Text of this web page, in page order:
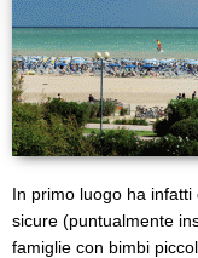
In primo luogo ha
sicure (puntualmente
famiglie con bimbi